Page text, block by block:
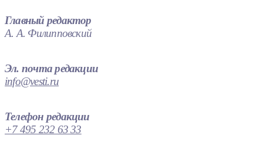
Главный редактор
А. А. Филипповский
Эл. почта редакции
info@vesti.ru
Телефон редакции
+7 495 232 63 33